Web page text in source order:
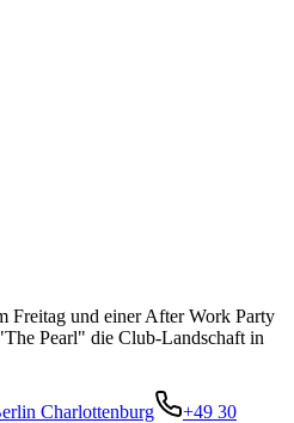
Freitag und einer After Work Party
Pearl" die Club-Landschaft in
Charlottenburg
+49 30